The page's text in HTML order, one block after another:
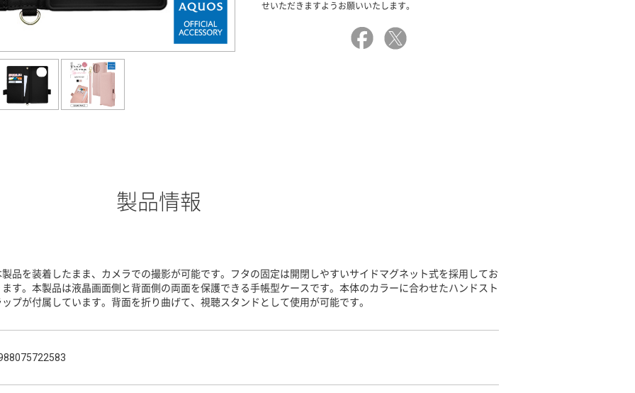
せいただきますようお願いいたします。
製品情報
製品を装着したまま、カメラでの撮影が可能です。フタの固定は開閉しやすいサイドマグネット式を採用してお
ます。本製品は液晶画面側と背面側の両面を保護できる手帳型ケースです。本体のカラーに合わせたハンドスト
ップが付属しています。背面を折り曲げて、視聴スタンドとして使用が可能です。